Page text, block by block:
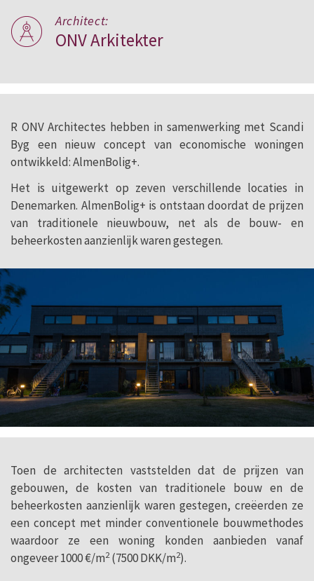
Architect:
ONV Arkitekter
R ONV Architectes hebben in samenwerking met Scandi
Byg een nieuw concept van economische woningen
ontwikkeld: AlmenBolig+.
Het is uitgewerkt op zeven verschillende locaties in
Denemarken. AlmenBolig+ is ontstaan doordat de prijzen
van traditionele nieuwbouw, net als de bouw- en
beheerkosten aanzienlijk waren gestegen.
Toen de architecten vaststelden dat de prijzen van
gebouwen, de kosten van traditionele bouw en de
beheerkosten aanzienlijk waren gestegen, creëerden ze
een concept met minder conventionele bouwmethodes
waardoor ze een woning konden aanbieden vanaf
ongeveer 1000 €/m2(7500 DKK/m2).